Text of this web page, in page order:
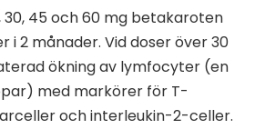
30, 45 och 60 mg betakaroten
i 2 månader. Vid doser över 30
ökning av lymfocyter (en
med markörer för T-
och interleukin-2-celler.